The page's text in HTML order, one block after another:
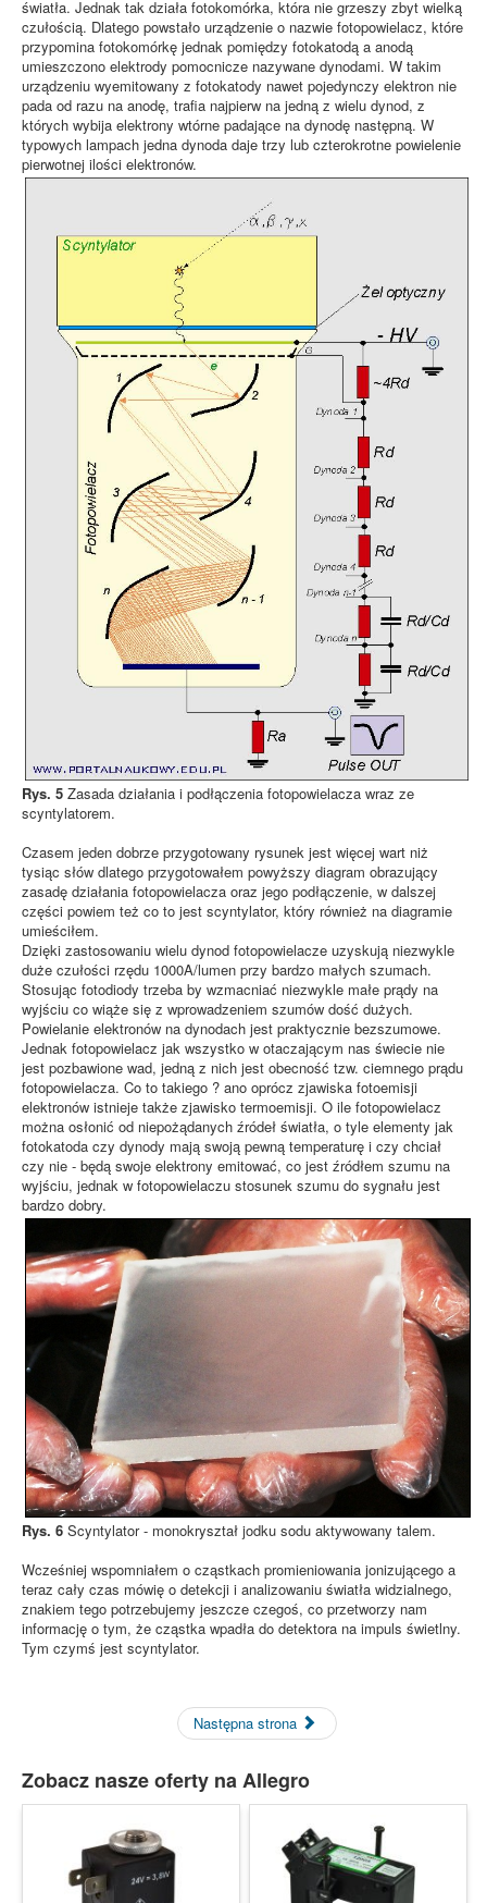
światła. Jednak tak działa fotokomórka, która nie grzeszy zbyt wielką
czułością. Dlatego powstało urządzenie o nazwie fotopowielacz, które
przypomina fotokomórkę jednak pomiędzy fotokatodą a anodą
umieszczono elektrody pomocnicze nazywane dynodami. W takim
urządzeniu wyemitowany z fotokatody nawet pojedynczy elektron nie
pada od razu na anodę, trafia najpierw na jedną z wielu dynod, z
których wybija elektrony wtórne padające na dynodę następną. W
typowych lampach jedna dynoda daje trzy lub czterokrotne powielenie
pierwotnej ilości elektronów.
Rys. 5 Zasada działania i podłączenia fotopowielacza wraz ze
scyntylatorem.
Czasem jeden dobrze przygotowany rysunek jest więcej wart niż
tysiąc słów dlatego przygotowałem powyższy diagram obrazujący
zasadę działania fotopowielacza oraz jego podłączenie, w dalszej
części powiem też co to jest scyntylator, który również na diagramie
umieściłem.
Dzięki zastosowaniu wielu dynod fotopowielacze uzyskują niezwykle
duże czułości rzędu 1000A/lumen przy bardzo małych szumach.
Stosując fotodiody trzeba by wzmacniać niezwykle małe prądy na
wyjściu co wiąże się z wprowadzeniem szumów dość dużych.
Powielanie elektronów na dynodach jest praktycznie bezszumowe.
Jednak fotopowielacz jak wszystko w otaczającym nas świecie nie
jest pozbawione wad, jedną z nich jest obecność tzw. ciemnego prądu
fotopowielacza. Co to takiego ? ano oprócz zjawiska fotoemisji
elektronów istnieje także zjawisko termoemisji. O ile fotopowielacz
można osłonić od niepożądanych źródeł światła, o tyle elementy jak
fotokatoda czy dynody mają swoją pewną temperaturę i czy chciał
czy nie - będą swoje elektrony emitować, co jest źródłem szumu na
wyjściu, jednak w fotopowielaczu stosunek szumu do sygnału jest
bardzo dobry.
Rys. 6 Scyntylator - monokryształ jodku sodu aktywowany talem.
Wcześniej wspomniałem o cząstkach promieniowania jonizującego a
teraz cały czas mówię o detekcji i analizowaniu światła widzialnego,
znakiem tego potrzebujemy jeszcze czegoś, co przetworzy nam
informację o tym, że cząstka wpadła do detektora na impuls świetlny.
Tym czymś jest scyntylator.
Następna strona
Zobacz nasze oferty na Allegro